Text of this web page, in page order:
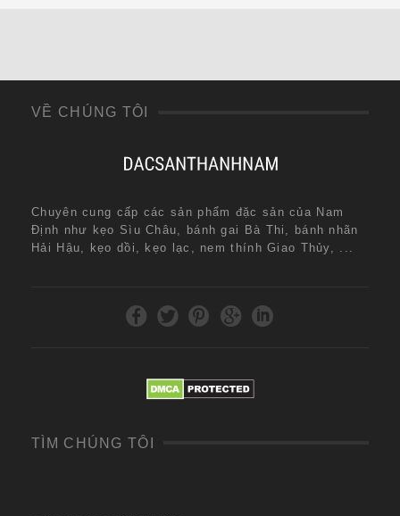
VỀ CHÚNG TÔI
Chuyên cung cấp các sản phẩm đặc sản của Nam
Định như kẹo Sìu Châu, bánh gai Bà Thi, bánh nhãn
Hải Hậu, kẹo dồi, kẹo lạc, nem thính Giao Thủy, ...
TÌM CHÚNG TÔI